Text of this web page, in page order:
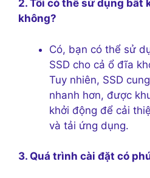
2. Tôi có thể sử dụng bất
không?
Có, bạn có thể sử
SSD cho cả ổ đĩa
Tuy nhiên, SSD
nhanh hơn, được
khởi động để cải
và tải ứng dụng.
3. Quá trình cài đặt có